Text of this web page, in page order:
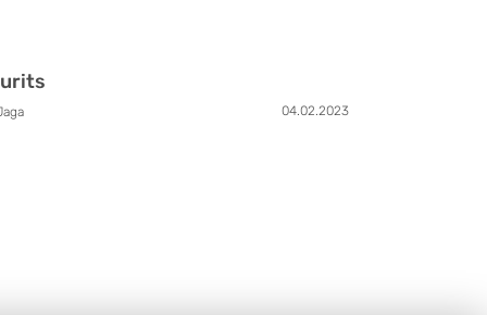
04.02.2023